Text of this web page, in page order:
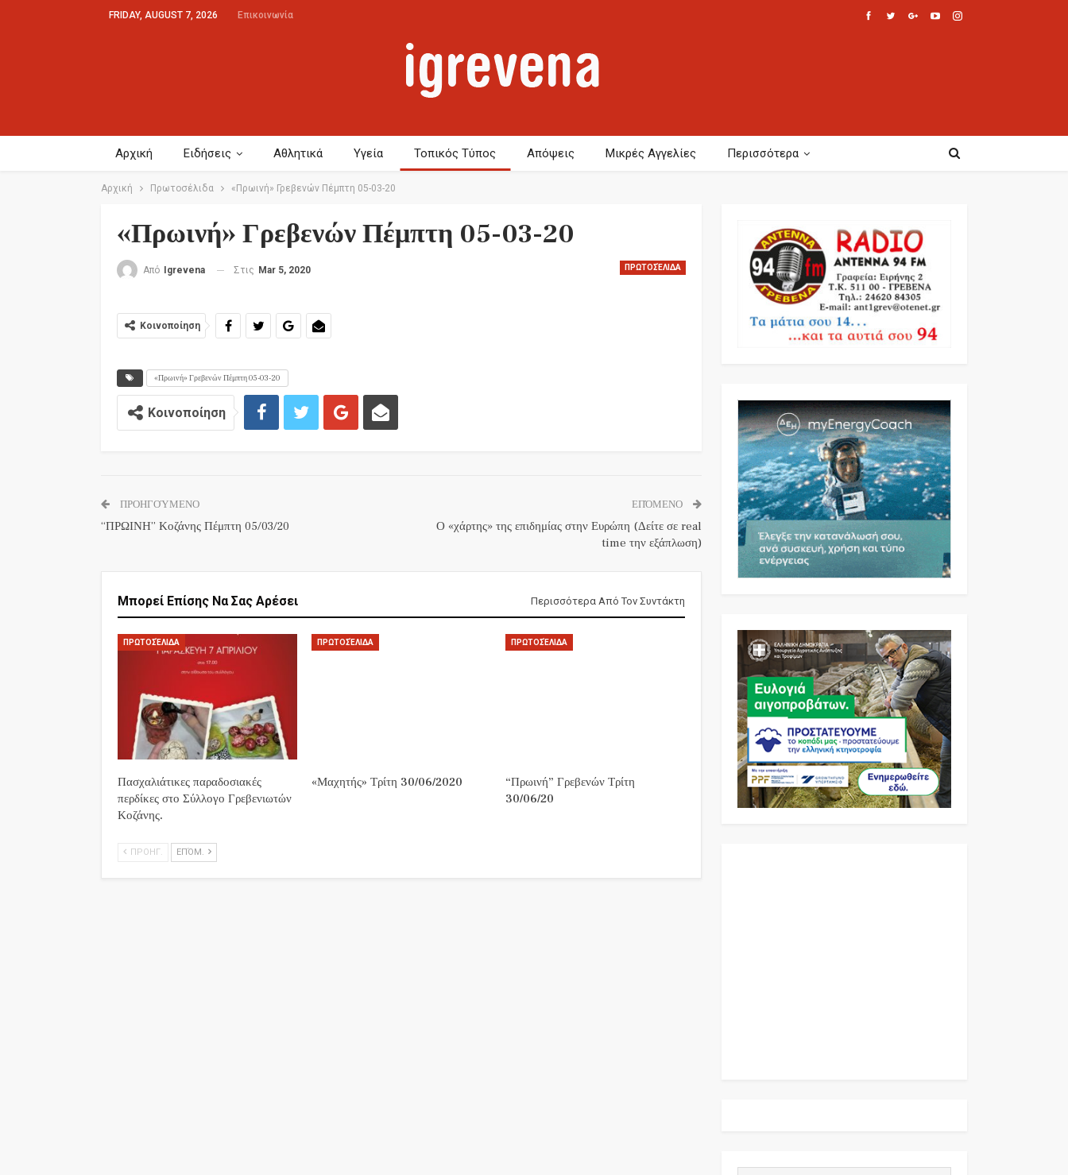
FRIDAY, AUGUST 7, 2026 Επικοινωνία
Αρχική Ειδήσεις Αθλητικά Υγεία Τοπικός Τύπος Απόψεις Μικρές Αγγελίες Περισσότερα
Αρχική Πρωτοσέλιδα «Πρωινή» Γρεβενών Πέμπτη 05-03-20
«Πρωινή» Γρεβενών Πέμπτη 05-03-20
ΠΡΩΤΟΣΈΛΙΔΑ
Από Igrevena Στις Mar 5, 2020
Κοινοποίηση
«Πρωινή» Γρεβενών Πέμπτη 05-03-20
Κοινοποίηση
ΠΡΟΗΓΟΎΜΕΝΟ
“ΠΡΩΙΝΗ” Κοζάνης Πέμπτη 05/03/20
ΕΠΌΜΕΝΟ
Ο «χάρτης» της επιδημίας στην Ευρώπη (Δείτε σε real
time την εξάπλωση)
Μπορεί Επίσης Να Σας Αρέσει Περισσότερα Από Τον Συντάκτη
ΠΡΩΤΟΣΈΛΙΔΑ
Πασχαλιάτικες παραδοσιακές
περδίκες στο Σύλλογο Γρεβενιωτών
Κοζάνης.
ΠΡΩΤΟΣΈΛΙΔΑ
«Μαχητής» Τρίτη 30/06/2020
ΠΡΩΤΟΣΈΛΙΔΑ
“Πρωινή” Γρεβενών Τρίτη
30/06/20
ΠΡΟΗΓ. ΕΠΌΜ.